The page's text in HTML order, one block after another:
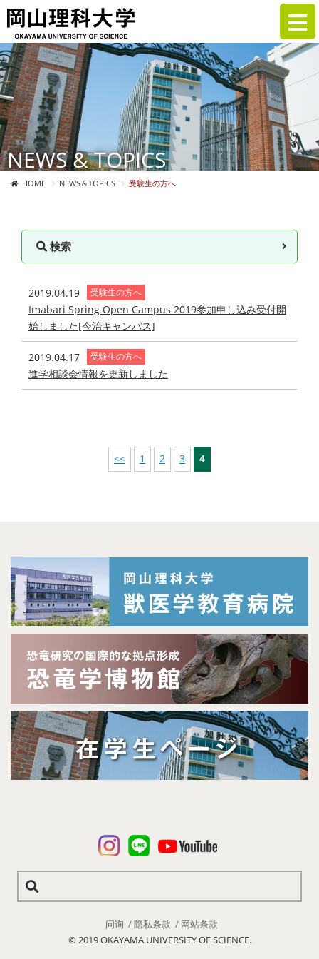
NEWS & TOPICS
HOME NEWS＆TOPICS 受験生の方へ
検索
2019.04.19 受験生の方へ
Imabari Spring Open Campus 2019参加申し込み受付開
始しました[今治キャンパス]
2019.04.17 受験生の方へ
進学相談会情報を更新しました
<< 1 2 3 4
问询 隐私条款
网站条款
© 2019 OKAYAMA UNIVERSITY OF SCIENCE.